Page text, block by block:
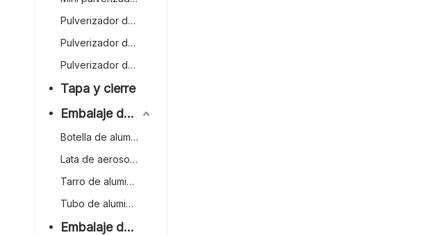
Pulverizador de niebla
Pulverizador de perfumes
Pulverizador de gatillo invertido
Tapa y cierre
Embalaje de aluminio
Botella de aluminio
Lata de aerosol de aluminio
Tarro de aluminio
Tubo de aluminio
Embalaje de bambú